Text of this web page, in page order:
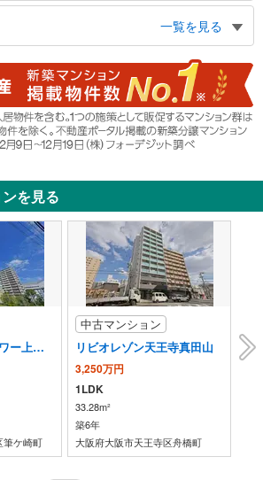
子ども・子育てプラザ,真田山公園,真田山プール,味
町,餌差町,バスのりば,（諏訪神社前）
原交差点北東,舟橋町,玉造元町,バスのりば
授産場,市立環境科学研究所,下味原町,東上町,堂ヶ芝
スターミナル）
病院,筆ヶ崎町,堂ヶ芝２丁目,細工谷１・２丁目,バ
の橋）,（玉造）
目,バスのりば,（北巽バスターミナル）
町,東上町,鶴橋１−３丁目,桃谷１−３丁目,堂ヶ芝１
町,東上町,鶴橋１−３丁目,桃谷１−３丁目,堂ヶ芝１
一覧を見る
×：無し）
：○
状線乗換改札（京橋・大阪方面）（※車椅子対
環状線乗換改札
を見る
リバーガーデンタワー上町台筆ヶ崎
筆ケ崎町
中古マンション
リビオレゾン天王寺真田山
3,250万円
1LDK
33.28m²
築6年
大阪府大阪市天王寺区舟橋町